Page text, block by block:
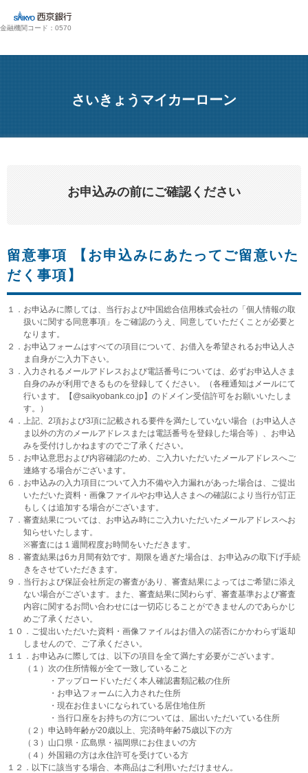
金融機関コード：0570
さいきょうマイカーローン
お申込みの前にご確認ください
留意事項 【お申込みにあたってご留意いた
だく事項】
１．お申込みに際しては、当行および中国総合信用株式会社の「個人情報の取
扱いに関する同意事項」をご確認のうえ、同意していただくことが必要と
なります。
２．お申込フォームはすべての項目について、お借入を希望されるお申込人さ
ま自身がご入力下さい。
３．入力されるメールアドレスおよび電話番号については、必ずお申込人さま
自身のみが利用できるものを登録してください。（各種通知はメールにて
行います。【@saikyobank.co.jp】のドメイン受信許可をお願いいたしま
す。）
４．上記、2項および3項に記載される要件を満たしていない場合（お申込人さ
ま以外の方のメールアドレスまたは電話番号を登録した場合等）、お申込
みを受付けしかねますのでご了承ください。
５．お申込意思および内容確認のため、ご入力いただいたメールアドレスへご
連絡する場合がございます。
６．お申込みの入力項目について入力不備や入力漏れがあった場合は、ご提出
いただいた資料・画像ファイルやお申込人さまへの確認により当行が訂正
もしくは追加する場合がございます。
７．審査結果については、お申込み時にご入力いただいたメールアドレスへお
知らせいたします。
※審査には１週間程度お時間をいただきます。
８．審査結果は6カ月間有効です。期限を過ぎた場合は、お申込みの取下げ手続
きをさせていただきます。
９．当行および保証会社所定の審査があり、審査結果によってはご希望に添え
ない場合がございます。また、審査結果に関わらず、審査基準および審査
内容に関するお問い合わせには一切応じることができませんのであらかじ
めご了承ください。
１０．ご提出いただいた資料・画像ファイルはお借入の諾否にかかわらず返却
しませんので、ご了承ください。
１１．お申込みに際しては、以下の項目を全て満たす必要がございます。
（１）次の住所情報が全て一致していること
・アップロードいただく本人確認書類記載の住所
・お申込フォームに入力された住所
・現在お住まいになられている居住地住所
・当行口座をお持ちの方については、届出いただいている住所
（２）申込時年齢が20歳以上、完済時年齢75歳以下の方
（３）山口県・広島県・福岡県にお住まいの方
（４）外国籍の方は永住許可を受けている方
１２．以下に該当する場合、本商品はご利用いただけません。